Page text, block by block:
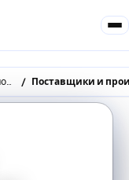
Бесплатная база производителей и поставщиков товаров оптом Поставщики и